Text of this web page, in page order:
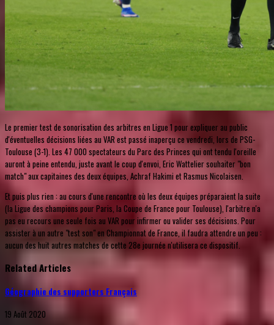
Le premier test de sonorisation des arbitres en Ligue 1 pour expliquer au public
d'éventuelles décisions liées au VAR est passé inaperçu ce vendredi, lors de PSG-
Toulouse (3-1). Les 47 000 spectateurs du Parc des Princes qui ont tendu l'oreille
auront à peine entendu, juste avant le coup d'envoi, Eric Wattelier souhaiter "bon
match" aux capitaines des deux équipes, Achraf Hakimi et Rasmus Nicolaisen.
Et puis plus rien : au cours d'une rencontre où les deux équipes préparaient la suite
(la Ligue des champions pour Paris, la Coupe de France pour Toulouse), l'arbitre n'a
pas eu recours une seule fois au VAR pour infirmer ou valider ses décisions. Pour
assister à un autre "test son" en Championnat de France, il faudra attendre un peu :
aucun des huit autres matches de cette 28e journée n'utilisera ce dispositif.
Related Articles
Géographie des supporters Français
19 Août 2020